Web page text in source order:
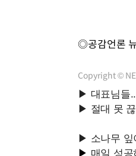
◎공감언론
Copyright ©